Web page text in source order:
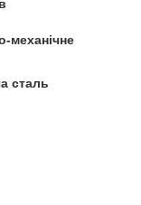
механічне
сталь